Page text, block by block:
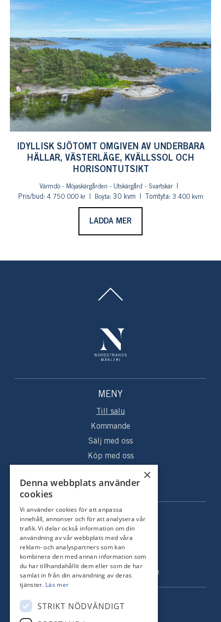
IDYLLISK SJÖTOMT OMGIVEN AV UNDERBARA
HÄLLAR, VÄSTERLÄGE, KVÄLLSSOL OCH
HORISONTUTSIKT
Värmdö - Möjaskärgården - Utskärgård - Svartskär
Pris/bud: 4 750 000 kr Boyta: 30 kvm Tomtyta: 3 400 kvm
LADDA MER
MENY
Till salu
Kommande
Sälj med oss
Köp med oss
Om oss
KONTAKT
Strandvägen 67
115 23 Stockholm
Tel: +46 8 731 51 00
info@nordstrandsmakleri.se
FÖLJ OSS
×
Denna webbplats använder
cookies
Vi använder cookies för att anpassa
innehåll, annonser och för att analysera vår
trafik. Vi delar också information om din
användning av vår webbplats med våra
reklam- och analyspartners som kan
kombinera den med annan information som
du har tillhandahållit dem eller som de har
samlat in från din användning av deras
tjänster. Läs mer
STRIKT NÖDVÄNDIGT